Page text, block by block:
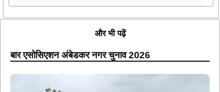
और भी पढ़ें
बार एसोसिएशन अंबेडकर नगर चुनाव 2026